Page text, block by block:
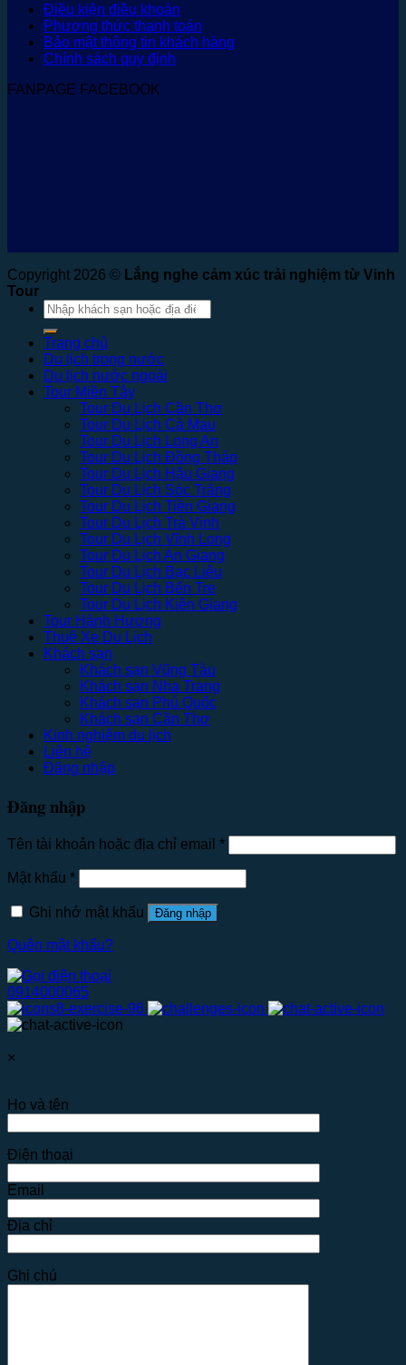
Điều kiện điều khoản
Phương thức thanh toán
Bảo mật thông tin khách hàng
Chính sách quy định
FANPAGE FACEBOOK
Copyright 2026 © Lắng nghe cảm xúc trải nghiệm từ Vinh
Tour
Tìm
kiếm:
Trang chủ
Du lịch trong nước
Du lịch nước ngoài
Tour Miền Tây
Tour Du Lịch Cần Thơ
Tour Du Lịch Cà Mau
Tour Du Lịch Long An
Tour Du Lịch Đồng Tháp
Tour Du Lịch Hậu Giang
Tour Du Lịch Sóc Trăng
Tour Du Lịch Tiền Giang
Tour Du Lịch Trà Vinh
Tour Du Lịch Vĩnh Long
Tour Du Lịch An Giang
Tour Du Lịch Bạc Liêu
Tour Du Lịch Bến Tre
Tour Du Lịch Kiên Giang
Tour Hành Hương
Thuê Xe Du Lịch
Khách sạn
Khách sạn Vũng Tàu
Khách sạn Nha Trang
Khách sạn Phú Quốc
Khách sạn Cần Thơ
Kinh nghiệm du lịch
Liên hệ
Đăng nhập
Đăng nhập
Tên tài khoản hoặc địa chỉ email *
Mật khẩu *
Ghi nhớ mật khẩu Đăng nhập
Quên mật khẩu?
0914000065
×
Họ và tên
Điện thoại
Email
Địa chỉ
Ghi chú